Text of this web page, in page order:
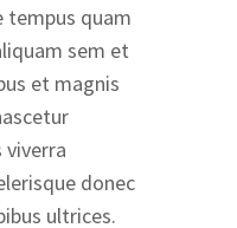
tempus quam
sem et
et magnis
viverra
donec
ultrices.